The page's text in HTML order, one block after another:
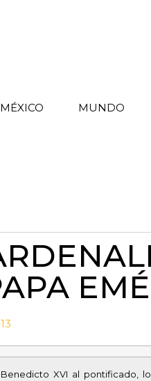
MÉXICO MUNDO
XVI al pontificado,